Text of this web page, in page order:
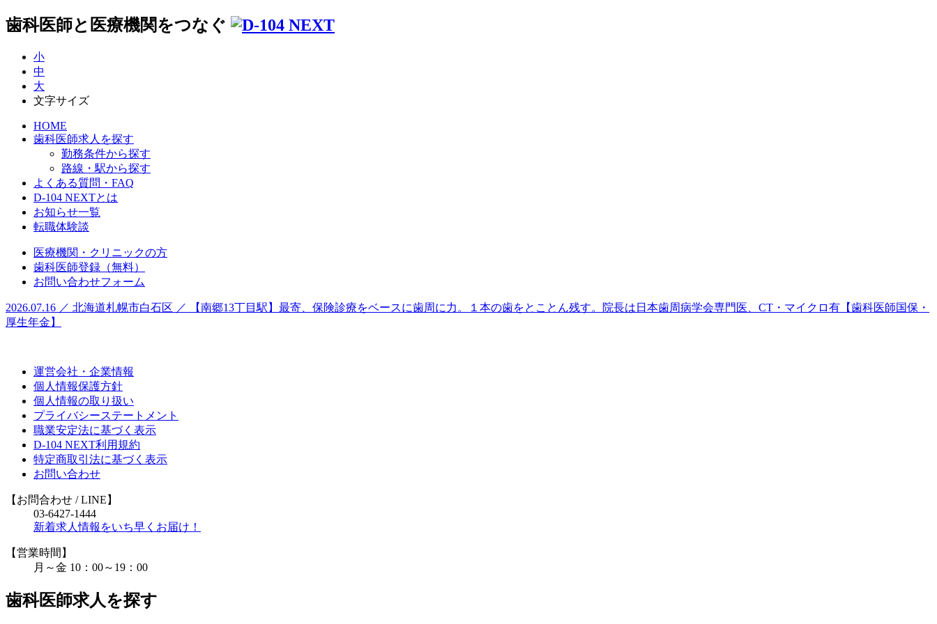
歯科医師と医療機関をつなぐ
小
中
大
文字サイズ
HOME
歯科医師求人を探す
勤務条件から探す
路線・駅から探す
よくある質問・FAQ
D-104 NEXTとは
お知らせ一覧
転職体験談
医療機関・クリニックの方
歯科医師登録（無料）
お問い合わせフォーム
2026.07.16 ／ 北海道札幌市白石区 ／ 【南郷13丁目駅】最寄、保険診療をベースに歯周に力。１本の歯をとことん残す。院長は日本歯周病学会専門医、CT・マイクロ有【歯科医師国保・
厚生年金】
運営会社・企業情報
個人情報保護方針
個人情報の取り扱い
プライバシーステートメント
職業安定法に基づく表示
D-104 NEXT利用規約
特定商取引法に基づく表示
お問い合わせ
【お問合わせ / LINE 】
03-6427-1444
新着求人情報をいち早くお届け！
【営業時間】
月～金 10：00～19：00
歯科医師求人を探す